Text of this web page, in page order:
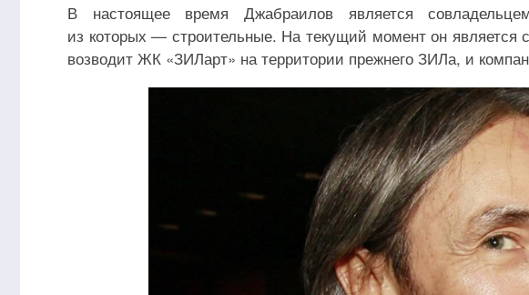
В настоящее время Джабраилов является
из которых — строительные. На текущий момент он является
возводит ЖК «ЗИЛарт» на территории прежнего ЗИЛа, и